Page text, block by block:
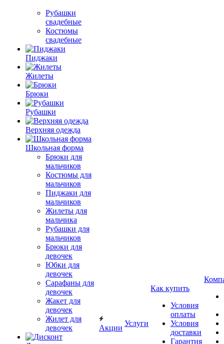
Рубашки
свадебные
Костюмы
свадебные
Пиджаки
Жилеты
Брюки
Рубашки
Верхняя одежда
Школьная форма
Брюки для
мальчиков
Костюмы для
мальчиков
Пиджаки для
мальчиков
Жилеты для
мальчика
Рубашки для
мальчиков
Брюки для
девочек
Юбки для
девочек
Сарафаны для
девочек
Жакет для
девочек
Жилет для
девочек
Акции
Услуги
Как купить
Условия
оплаты
Условия
доставки
Гарантия